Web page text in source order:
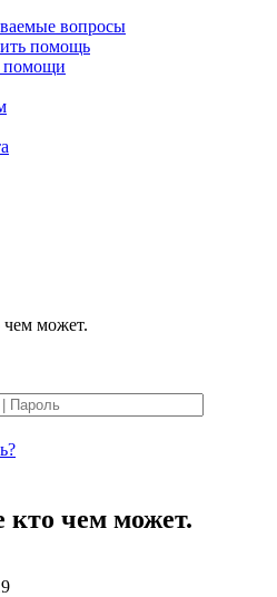
вопросы
помощь
помощи
может.
чем может.